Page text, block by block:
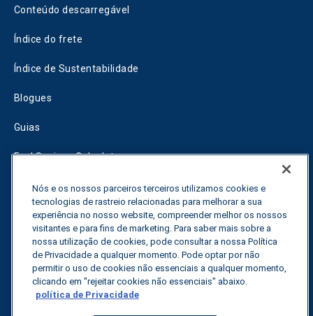
Conteúdo descarregável
Índice do frete
Índice de Sustentabilidade
Blogues
Guias
Fuel Savings Calculator
Calculadora de otimização do transporte
Rastreador de tarifas
Contactar-nos
Nós e os nossos parceiros terceiros utilizamos cookies e
tecnologias de rastreio relacionadas para melhorar a sua
experiência no nosso website, compreender melhor os nossos
visitantes e para fins de marketing. Para saber mais sobre a
nossa utilização de cookies, pode consultar a nossa Política
de Privacidade a qualquer momento. Pode optar por não
permitir o uso de cookies não essenciais a qualquer momento,
clicando em "rejeitar cookies não essenciais" abaixo.
política de Privacidade